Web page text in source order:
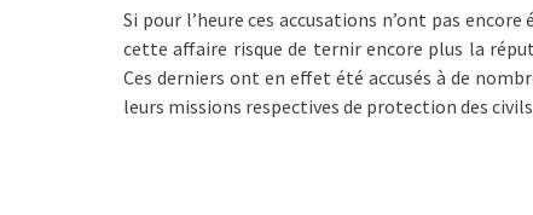
Si pour l’heure ces accusations n’ont pas
cette affaire risque de ternir encore plus la
Ces derniers ont en effet été accusés à de
leurs missions respectives de protection des